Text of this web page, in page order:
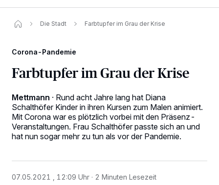
Die Stadt Farbtupfer im Grau der Krise
Corona-Pandemie
Farbtupfer im Grau der Krise
Mettmann · Rund acht Jahre lang hat Diana
Schalthöfer Kinder in ihren Kursen zum Malen animiert.
Mit Corona war es plötzlich vorbei mit den Präsenz-
Veranstaltungen. Frau Schalthöfer passte sich an und
hat nun sogar mehr zu tun als vor der Pandemie.
07.05.2021 , 12:09 Uhr 2 Minuten Lesezeit
Wir und unsere 218-Partner speichern und greifen auf
personenbezogene Daten wie Browserdaten oder eindeutige
Kennungen auf Ihrem Gerät zu. Durch Auswahl von OK aktivieren Sie
Tracking-Technologien für die unter „Wir und unsere Partner
verarbeiten Daten, um Ihnen Dienste bereitzustellen“ aufgeführten
ändern oder Ihre Einwilligung zu widerrufen, indem Sie auf den Link
Einstellungen oder Ablehnen am unteren Rand der Webseite klicken.